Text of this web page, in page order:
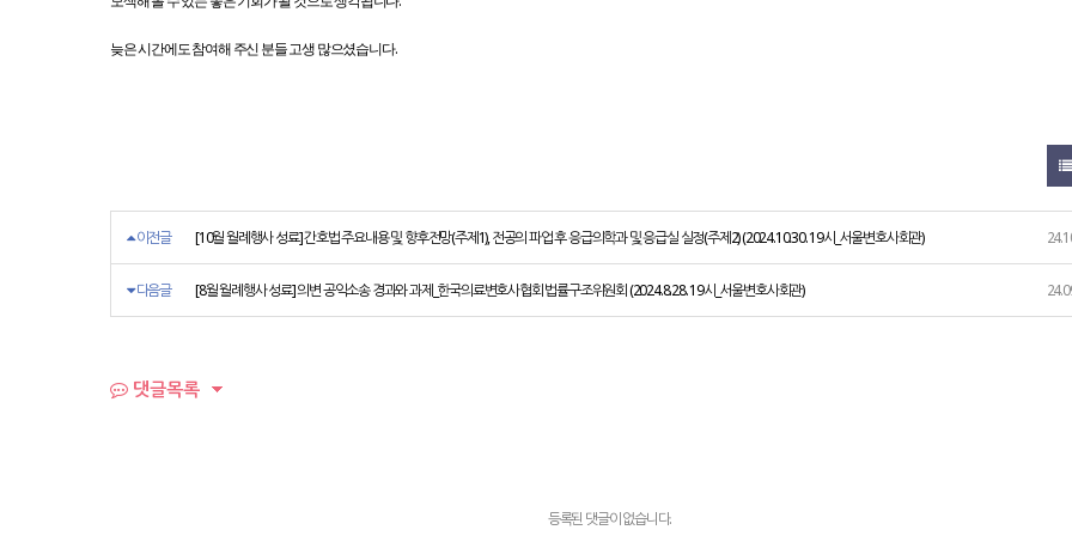
늦은 시간에도 참여해 주신 분들 고생 많으셨습니다.
이전글 [10월 월례행사 성료] 간호법 주요내용 및 향후전망(주제1), 전공의 파업 후 응급의학과 및 응급실 실정(주제2) (2024.10.30. 19시_서울변호사회관)
다음글 [8월 월례행사 성료] 의변 공익소송 경과와 과제_한국의료변호사협회 법률구조위원회 (2024.8.28. 19시_서울변호사회관)
댓글목록
등록된 댓글이 없습니다.